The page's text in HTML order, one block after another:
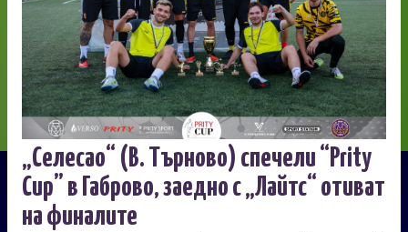
„Селесао“ (В. Търново) спечели “Prity
Cup” в Габрово, заедно с „Лайтс“ отиват
на финалите